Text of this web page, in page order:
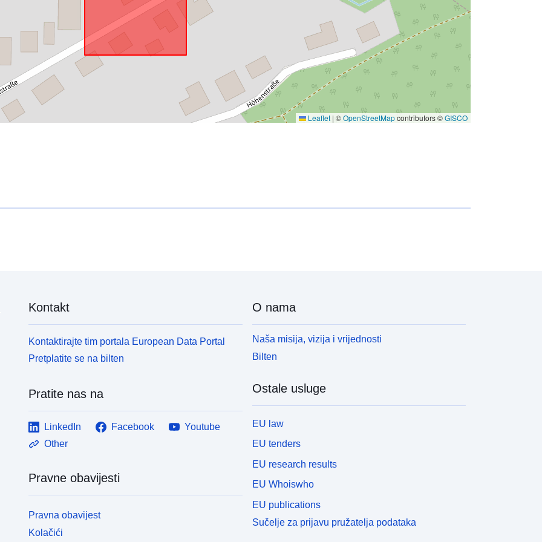
Leaflet | ©OpenStreetMapcontributors ©GISCO
Kontakt
Kontaktirajte tim portala European Data Portal
Pretplatite se na bilten
Pratite nas na
LinkedIn Facebook
Youtube
Other
Pravne obavijesti
Pravna obavijest
Kolačići
O nama
Naša misija, vizija i vrijednosti
Bilten
Ostale usluge
EU law
EU tenders
EU research results
EU Whoiswho
EU publications
Sučelje za prijavu pružatelja podataka